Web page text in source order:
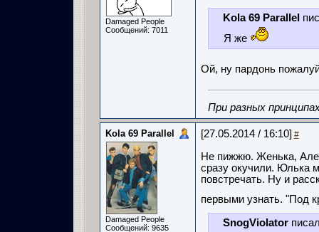
Damaged People
Сообщений: 7011
Kola 69 Parallel
Я же
Ой, ну пардонь
При разных
Kola 69 Parallel
Damaged People
Сообщений: 9635
[27.05.2014 / 16:10] #
Не пижжю. Женька,
сразу окучили. Юлька
повстречать. Ну и
первыми узнать. "Под
SnogViolator